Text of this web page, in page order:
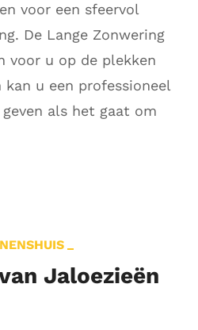
voor een sfeervol
De Lange Zonwering
voor u op de plekken
u een professioneel
als het gaat om
Jaloezieën